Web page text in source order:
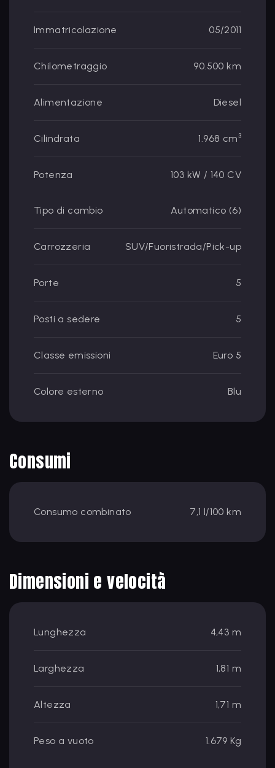
Immatricolazione 05/2011
Chilometraggio 90.500 km
Alimentazione Diesel
Cilindrata 1.968 cm3
Potenza 103 kW / 140 CV
Tipo di cambio Automatico (6)
Carrozzeria SUV/Fuoristrada/Pick-up
Porte 5
Posti a sedere 5
Classe emissioni Euro 5
Colore esterno Blu
Consumi
Consumo combinato 7,1 l/100 km
Dimensioni e velocità
Lunghezza 4,43 m
Larghezza 1,81 m
Altezza 1,71 m
Peso a vuoto 1.679 Kg